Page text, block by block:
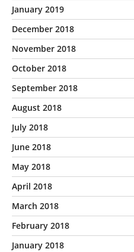
January 2019
December 2018
November 2018
October 2018
September 2018
August 2018
July 2018
June 2018
May 2018
April 2018
March 2018
February 2018
January 2018